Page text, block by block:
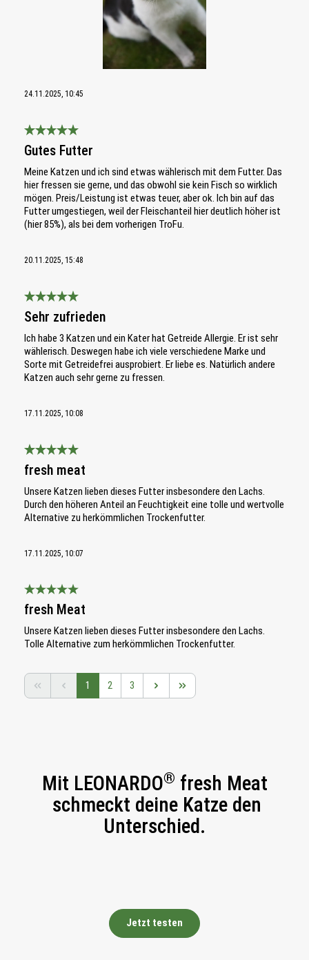
24.11.2025, 10:45
Bewertung mit 5 von 5 Sternen
Gutes Futter
Meine Katzen und ich sind etwas wählerisch mit dem Futter. Das
hier fressen sie gerne, und das obwohl sie kein Fisch so wirklich
mögen. Preis/Leistung ist etwas teuer, aber ok. Ich bin auf das
Futter umgestiegen, weil der Fleischanteil hier deutlich höher ist
(hier 85%), als bei dem vorherigen TroFu.
20.11.2025, 15:48
Bewertung mit 5 von 5 Sternen
Sehr zufrieden
Ich habe 3 Katzen und ein Kater hat Getreide Allergie. Er ist sehr
wählerisch. Deswegen habe ich viele verschiedene Marke und
Sorte mit Getreidefrei ausprobiert. Er liebe es. Natürlich andere
Katzen auch sehr gerne zu fressen.
17.11.2025, 10:08
Bewertung mit 5 von 5 Sternen
fresh meat
Unsere Katzen lieben dieses Futter insbesondere den Lachs.
Durch den höheren Anteil an Feuchtigkeit eine tolle und wertvolle
Alternative zu herkömmlichen Trockenfutter.
17.11.2025, 10:07
Bewertung mit 5 von 5 Sternen
fresh Meat
Unsere Katzen lieben dieses Futter insbesondere den Lachs.
Tolle Alternative zum herkömmlichen Trockenfutter.
Seite
1 Seite
2 Seite
3
Mit LEONARDO® fresh Meat
schmeckt deine Katze den
Unterschied.
Jetzt testen